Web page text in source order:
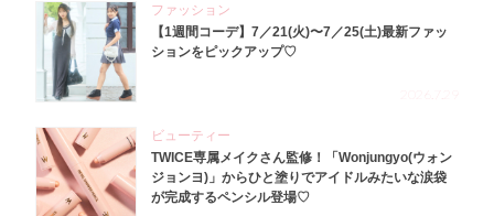
ファッション
【1週間コーデ】7／21(火)〜7／25(土)最新ファッ
ションをピックアップ♡
ビューティー
TWICE専属メイクさん監修！「Wonjungyo(ウォン
ジョンヨ)」からひと塗りでアイドルみたいな涙袋
が完成するペンシル登場♡